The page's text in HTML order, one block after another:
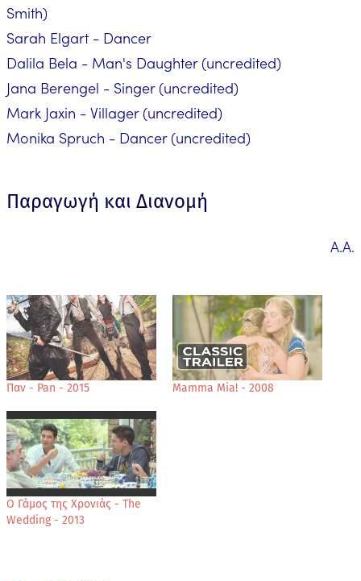
Smith)
Sarah Elgart - Dancer
Dalila Bela - Man's Daughter (uncredited)
Jana Berengel - Singer (uncredited)
Mark Jaxin - Villager (uncredited)
Monika Spruch - Dancer (uncredited)
Παραγωγή και Διανομή
Α.Α.
Παν - Pan - 2015 Mamma Mia! - 2008
Ο Γάμος της Χρονιάς - The
Wedding - 2013